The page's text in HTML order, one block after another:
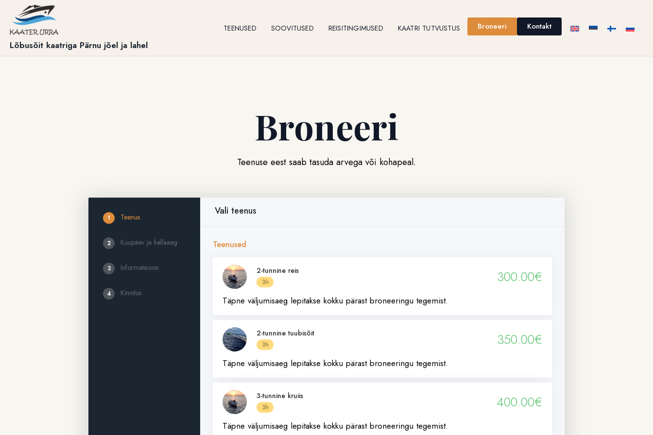
Lõbusõit kaatriga Pärnu jõel ja lahel
TEENUSED SOOVITUSED REISITINGIMUSED KAATRI TUTVUSTUS Broneeri Kontakt
Broneeri
Teenuse eest saab tasuda arvega või kohapeal.
1 Teenus
2 Kuupäev ja kellaaeg
3 Informatsioon
4 Kinnitus
Vali teenus
Teenused
2-tunnine reis
3h 300.00€
Täpne väljumisaeg lepitakse kokku pärast broneeringu tegemist.
2-tunnine tuubisõit
3h 350.00€
Täpne väljumisaeg lepitakse kokku pärast broneeringu tegemist.
3-tunnine kruiis
3h 400.00€
Täpne väljumisaeg lepitakse kokku pärast broneeringu tegemist.